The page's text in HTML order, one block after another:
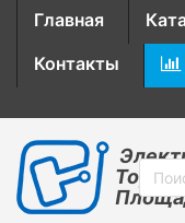
Главная
Контакты